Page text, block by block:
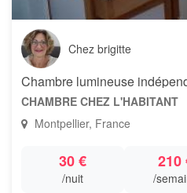
Chez brigitte
Chambre lumineuse
CHAMBRE CHEZ L'HABITANT
Montpellier, France
30 €
/nuit
210
/